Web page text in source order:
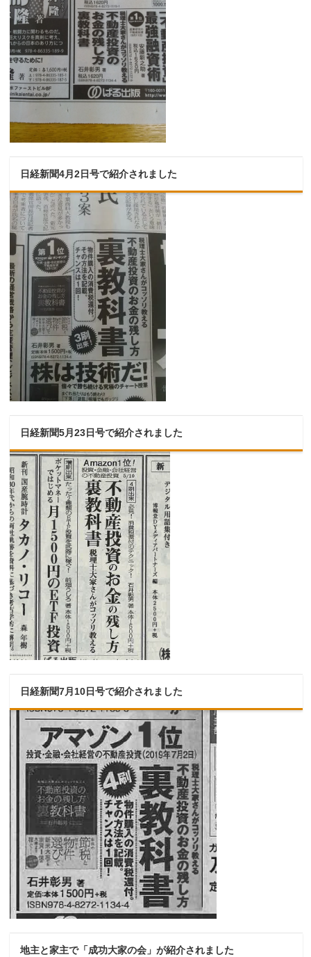
日経新聞4月2日号で紹介されました
日経新聞5月23日号で紹介されました
日経新聞7月10日号で紹介されました
地主と家主で「成功大家の会」が紹介されました